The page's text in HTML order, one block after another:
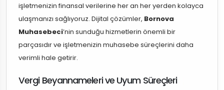
işletmenizin finansal verilerine her an her yerden kolayca
ulaşmanızı sağlıyoruz. Dijital çözümler, Bornova
Muhasebeci’nin sunduğu hizmetlerin önemli bir
parçasıdır ve işletmenizin muhasebe süreçlerini daha
verimli hale getirir.
Vergi Beyannameleri ve Uyum Süreçleri